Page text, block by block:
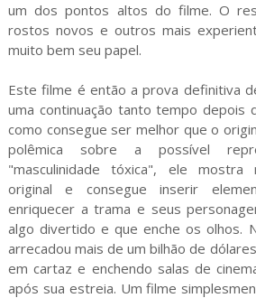
um dos pontos altos do filme. O
rostos novos e outros mais
muito bem seu papel.
Este filme é então a prova definitiva
uma continuação tanto tempo depois
como consegue ser melhor que o
polêmica sobre a possível
"masculinidade tóxica", ele
original e consegue inserir
enriquecer a trama e seus
algo divertido e que enche os olhos.
arrecadou mais de um bilhão de
em cartaz e enchendo salas de
após sua estreia. Um filme